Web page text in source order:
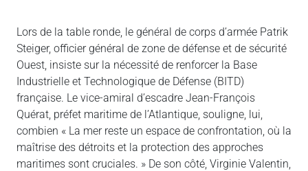
Lors de la table ronde, le général de corps d’armée Patrik
Steiger, officier général de zone de défense et de sécurité
Ouest, insiste sur la nécessité de renforcer la Base
Industrielle et Technologique de Défense (BITD)
française. Le vice-amiral d’escadre Jean-François
Quérat, préfet maritime de l’Atlantique, souligne, lui,
combien « La mer reste un espace de confrontation, où la
maîtrise des détroits et la protection des approches
maritimes sont cruciales. » De son côté, Virginie Valentin,